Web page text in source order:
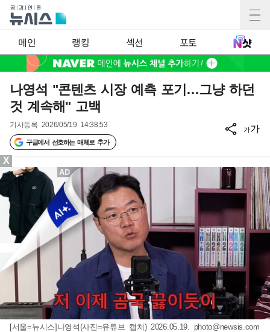
메인 랭킹 섹션 포토
나영석 "콘텐츠 시장 예측 포기…그냥 하던
것 계속해" 고백
기사등록 2026/05/19 14:38:53
구글에서 선호하는 매체로 추가
가가
[서울=뉴시스]나영석(사진=유튜브 캡처) 2026.05.19. photo@newsis.com
X